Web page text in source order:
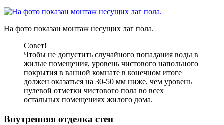
На фото показан монтаж несущих лаг пола.
Совет!
Чтобы не допустить случайного попадания воды в
жилые помещения, уровень чистового напольного
покрытия в ванной комнате в конечном итоге
должен оказаться на 30-50 мм ниже, чем уровень
нулевой отметки чистового пола во всех
остальных помещениях жилого дома.
Внутренняя отделка стен